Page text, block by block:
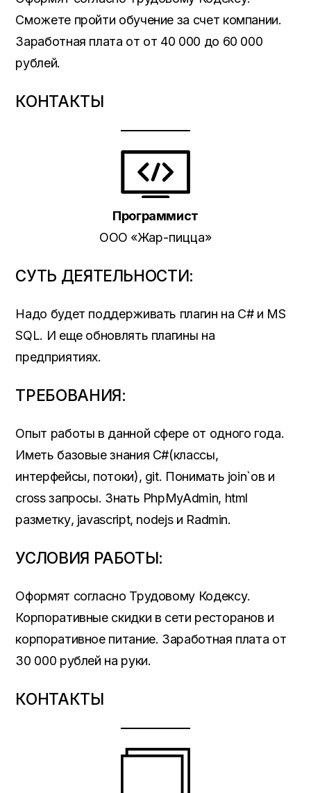
Сможете пройти обучение за счет компании.
Заработная плата от от 40 000 до 60 000
рублей.
КОНТАКТЫ
Программист
ООО «Жар-пицца»
СУТЬ ДЕЯТЕЛЬНОСТИ:
Надо будет поддерживать плагин на C# и MS
SQL. И еще обновлять плагины на
предприятиях.
ТРЕБОВАНИЯ:
Опыт работы в данной сфере от одного года.
Иметь базовые знания C#(классы,
интерфейсы, потоки), git. Понимать join`ов и
cross запросы. Знать PhpMyAdmin, html
разметку, javascript, nodejs и Radmin.
УСЛОВИЯ РАБОТЫ:
Оформят согласно Трудовому Кодексу.
Корпоративные скидки в сети ресторанов и
корпоративное питание. Заработная плата от
30 000 рублей на руки.
КОНТАКТЫ